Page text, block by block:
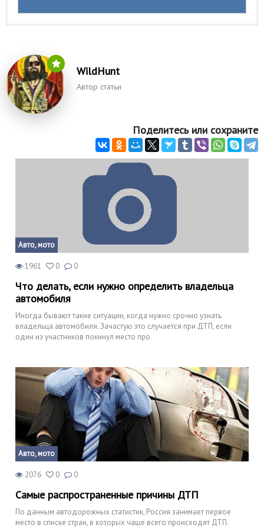
WildHunt
Автор статьи
Поделитесь или сохраните
Авто, мото
1961 0 0
Что делать, если нужно определить владельца
автомобиля
Иногда бывают такие ситуации, когда нужно срочно узнать
владельца автомобиля. Зачастую это случается при ДТП, если
один из участников покинул место про
Авто, мото
2076 0 0
Самые распространенные причины ДТП
По данным автодорожных статистик, Россия занимает первое
место в списке стран, в которых чаще всего происходят ДТП.